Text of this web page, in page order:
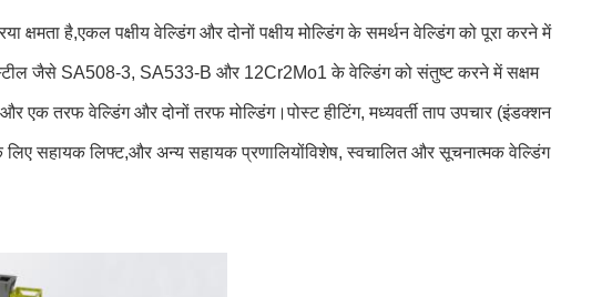
क्षमता है,एकल पक्षीय वेल्डिंग और दोनों पक्षीय मोल्डिंग के समर्थन वेल्डिंग को पूरा करने में
स्टील जैसे SA508-3, SA533-B और 12Cr2Mo1 के वेल्डिंग को संतुष्ट करने में सक्षम
एक तरफ वेल्डिंग और दोनों तरफ मोल्डिंग।पोस्ट हीटिंग, मध्यवर्ती ताप उपचार (इंडक्शन
लिए सहायक लिफ्ट,और अन्य सहायक प्रणालियोंविशेष, स्वचालित और सूचनात्मक वेल्डिंग